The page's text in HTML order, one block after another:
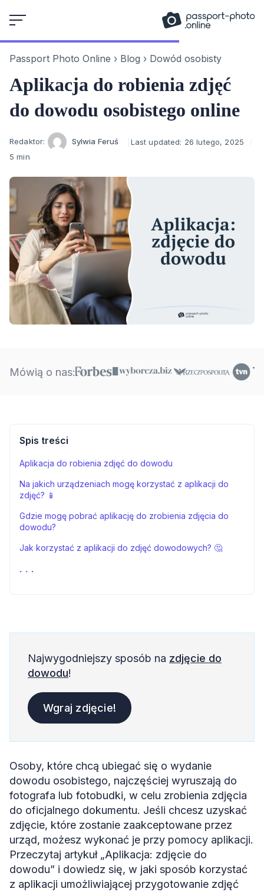
to
Passport Photo Online › Blog › Dowód osobisty
Aplikacja do robienia zdjęć
do dowodu osobistego online
Author
Redaktor: Sylwia Feruś Last updated: 26 lutego, 2025
5 min
Mówią o nas:
Spis treści
Aplikacja do robienia zdjęć do dowodu
Na jakich urządzeniach mogę korzystać z aplikacji do
zdjęć? 📱
Gdzie mogę pobrać aplikację do zrobienia zdjęcia do
dowodu?
Jak korzystać z aplikacji do zdjęć dowodowych? 🤔
Zdjęcie do dowodu ‒ aplikacja: FAQ
Najwygodniejszy sposób na zdjęcie do
dowodu!
Wgraj zdjęcie!
Osoby, które chcą ubiegać się o wydanie
dowodu osobistego, najczęściej wyruszają do
fotografa lub fotobudki, w celu zrobienia zdjęcia
do oficjalnego dokumentu. Jeśli chcesz uzyskać
zdjęcie, które zostanie zaakceptowane przez
urząd, możesz wykonać je przy pomocy aplikacji.
Przeczytaj artykuł „Aplikacja: zdjęcie do
dowodu” i dowiedz się, w jaki sposób korzystać
z aplikacji umożliwiającej przygotowanie zdjęć